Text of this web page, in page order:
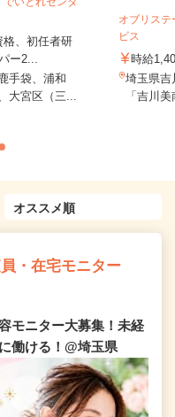
格、初任者研
ー2...
手袋、浦和
大宮区（三...
オブリス
ビス
時給
埼玉県吉
「吉川
・在宅モニター
モニター大募集！未経
働ける！@埼玉県